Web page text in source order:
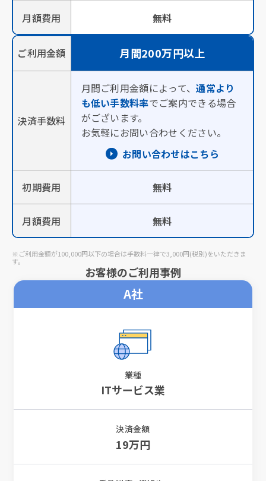
月額費用 無料
ご利用金額 月間200万円以上
決済手数料
月間ご利用金額によって、通常より
も低い手数料率でご案内できる場合
がございます。
お気軽にお問い合わせください。​
お問い合わせはこちら
初期費用 無料
月額費用 無料
※ご利用金額が100,000円以下の場合は手数料一律で3,000円(税別)をいただきま
す。
お客様のご利用事例
A社
業種
ITサービス業
決済金額
19万円